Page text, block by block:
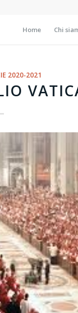
Home Chi
2020-2021